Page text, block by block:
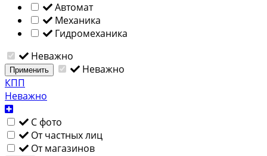
Автомат
Механика
Гидромеханика
Неважно
Применить
Неважно
КПП
Неважно
С фото
От частных лиц
От магазинов